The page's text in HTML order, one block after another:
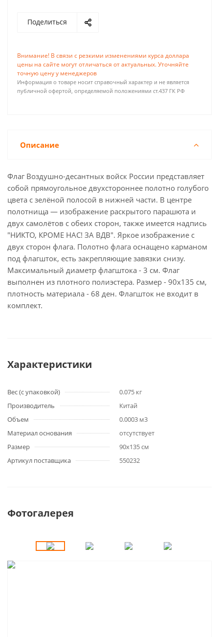
Поделиться
Внимание! В связи с резкими изменениями курса доллара
цены на сайте могут отличаться от актуальных. Уточняйте
точную цену у менеджеров
Информация о товаре носит справочный характер и не является
публичной офертой, определяемой положениями ст.437 ГК РФ
Описание
Флаг Воздушно-десантных войск России представляет
собой прямоугольное двухстороннее полотно голубого
цвета с зелёной полосой в нижней части. В центре
полотнища — изображение раскрытого парашюта и
двух самолётов с обеих сторон, также имеется надпись
"НИКТО, КРОМЕ НАС! ЗА ВДВ". Яркое изображение с
двух сторон флага. Полотно флага оснащено карманом
под флагшток, есть закрепляющие завязки снизу.
Максимальный диаметр флагштока - 3 см. Флаг
выполнен из плотного полиэстера. Размер - 90х135 см,
плотность материала - 68 ден. Флагшток не входит в
комплект.
Характеристики
Вес (с упаковкой)
0.075 кг
Производитель
Китай
Объем
0.0003 м3
Материал основания
отсутствует
Размер
90х135 см
Артикул поставщика
550232
Фотогалерея